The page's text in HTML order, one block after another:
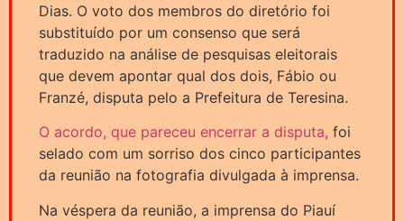
Dias. O voto dos membros do diretório foi
substituído por um consenso que será
traduzido na análise de pesquisas eleitorais
que devem apontar qual dos dois, Fábio ou
Franzé, disputa pelo a Prefeitura de Teresina.
O acordo, que pareceu encerrar a disputa, foi
selado com um sorriso dos cinco participantes
da reunião na fotografia divulgada à imprensa.
Na véspera da reunião, a imprensa do Piauí